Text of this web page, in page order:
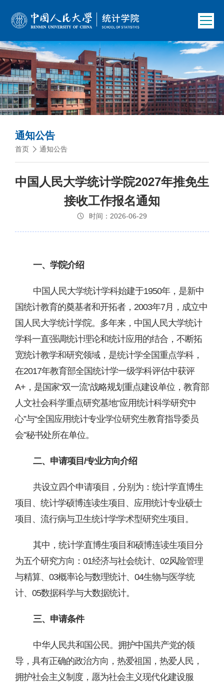
通知公告
首页 通知公告
中国人民大学统计学院2027年推免生
接收工作报名通知
时间：2026-06-29
一、学院介绍
中国人民大学统计学科始建于1950年，是新中
国统计教育的奠基者和开拓者，2003年7月，成立中
国人民大学统计学院。 多年来，中国人民大学统计
学科一直强调统计理论和统计应用的结合，不断拓
宽统计教学和研究领域，是统计学全国重点学科，
在2017年教育部全国统计学一级学科评估中获评
A+，是国家“双一流”战略规划重点建设单位，教育部
人文社会科学重点研究基地“应用统计科学研究中
心”与“全国应用统计专业学位研究生教育指导委员
会”秘书处所在单位。
二、申请项目 /专业方向介绍
共设立四个申请项目，分别为：统计学直博生
项目、统计学硕博连读生项目、应用统计专业硕士
项目、流行病与卫生统计学学术型研究生项目。
其中，统计学直博生项目和硕博连读生项目分
为五个研究方向： 01经济与社会统计、02风险管理
与精算、03概率论与数理统计、04生物与医学统
计、05数据科学与大数据统计。
三、申请条件
中华人民共和国公民。拥护中国共产党的领
导，具有正确的政治方向，热爱祖国，热爱人民，
拥护社会主义制度，愿为社会主义现代化建设服